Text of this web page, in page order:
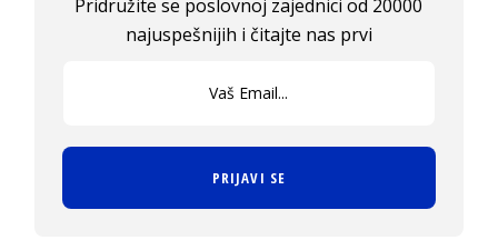
Pridružite se poslovnoj zajednici od 20000
najuspešnijih i čitajte nas prvi
PRIJAVI SE